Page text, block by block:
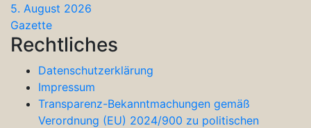
5. August 2026
Gazette
Rechtliches
Datenschutzerklärung
Impressum
Transparenz-Bekanntmachungen gemäß
Verordnung (EU) 2024/900 zu politischen